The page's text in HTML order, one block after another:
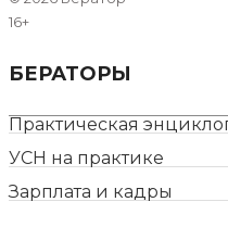
16+
БЕРАТОРЫ
Практическая
УСН на практике
Зарплата и кадры